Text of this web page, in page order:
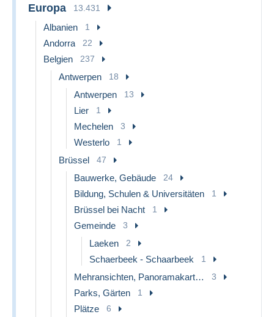
Europa 13.431
Albanien 1
Andorra 22
Belgien 237
Antwerpen 18
Antwerpen 13
Lier 1
Mechelen 3
Westerlo 1
Brüssel 47
Bauwerke, Gebäude 24
Bildung, Schulen & Universitäten 1
Brüssel bei Nacht 1
Gemeinde 3
Laeken 2
Schaerbeek - Schaarbeek 1
Mehransichten, Panoramakarten 3
Parks, Gärten 1
Plätze 6